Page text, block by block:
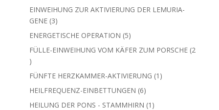
EINWEIHUNG ZUR AKTIVIERUNG DER LEMURIA-
GENE 33
Produkte
ENERGETISCHE OPERATION 55
Produkte
FÜLLE-EINWEIHUNG VOM KÄFER ZUM PORSCHE 2
2
Produkte
FÜNFTE HERZKAMMER-AKTIVIERUNG 1 1
HEILFREQUENZ-EINBETTUNGEN 66
Produkte
HEILUNG DER PONS - STAMMHIRN 1 1